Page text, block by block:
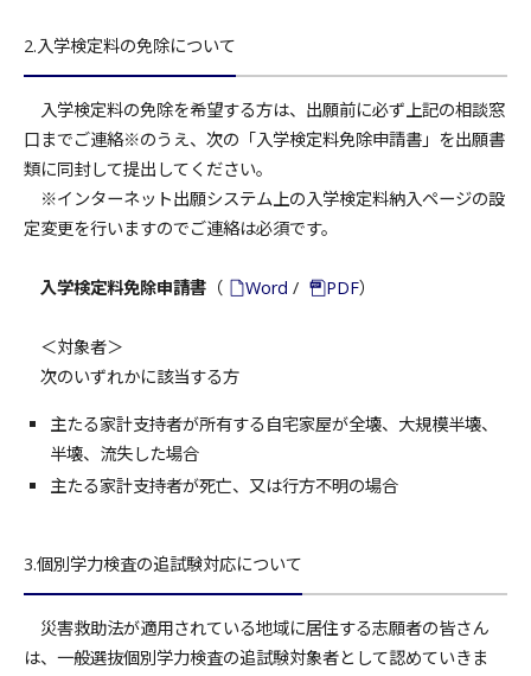
2.入学検定料の免除について
入学検定料の免除を希望する方は、出願前に必ず上記の相談窓
口までご連絡※のうえ、次の「入学検定料免除申請書」を出願書
類に同封して提出してください。
※インターネット出願システム上の入学検定料納入ページの設
定変更を行いますのでご連絡は必須です。
入学検定料免除申請書 （ Word / PDF）
＜対象者＞
次のいずれかに該当する方
主たる家計支持者が所有する自宅家屋が全壊、大規模半壊、
半壊、流失した場合
主たる家計支持者が死亡、又は行方不明の場合
3.個別学力検査の追試験対応について
災害救助法が適用されている地域に居住する志願者の皆さん
は、一般選抜個別学力検査の追試験対象者として認めていきま